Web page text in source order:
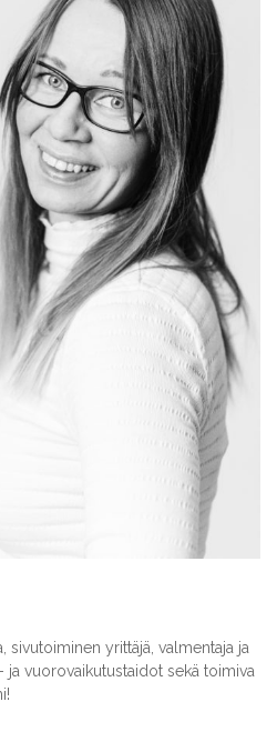
sivutoiminen yrittäjä, valmentaja ja
ja vuorovaikutustaidot sekä toimiva